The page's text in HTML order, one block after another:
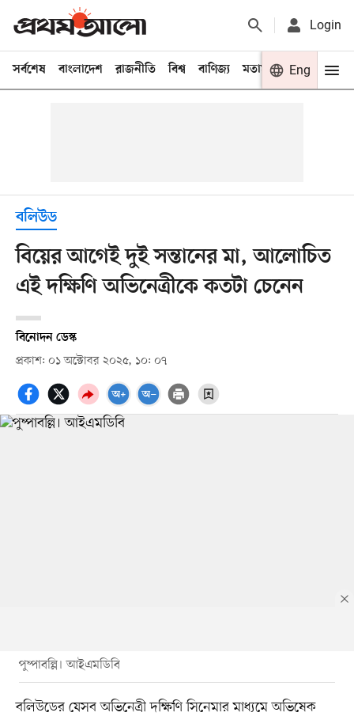
Login
সর্বশেষ বাংলাদেশ রাজনীতি বিশ্ব বাণিজ্য মতামত খেলা
Eng
বলিউড
বিয়ের আগেই দুই সন্তানের মা, আলোচিত
এই দক্ষিণি অভিনেত্রীকে কতটা চেনেন
বিনোদন ডেস্ক
প্রকাশ: ০১ অক্টোবর ২০২৫, ১০: ০৭
পুষ্পাবল্লি। আইএমডিবি
বলিউডের যেসব অভিনেত্রী দক্ষিণি সিনেমার মাধ্যমে অভিষেক